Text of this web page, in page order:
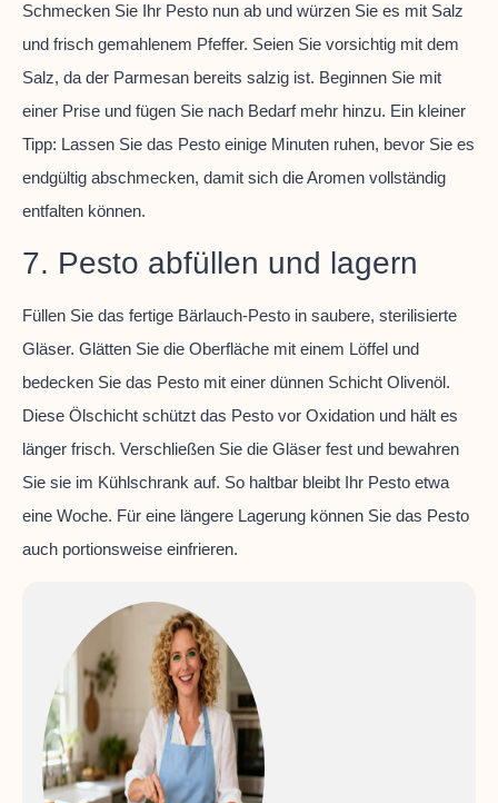
Schmecken Sie Ihr Pesto nun ab und würzen Sie es mit Salz
und frisch gemahlenem Pfeffer. Seien Sie vorsichtig mit dem
Salz, da der Parmesan bereits salzig ist. Beginnen Sie mit
einer Prise und fügen Sie nach Bedarf mehr hinzu. Ein kleiner
Tipp: Lassen Sie das Pesto einige Minuten ruhen, bevor Sie es
endgültig abschmecken, damit sich die Aromen vollständig
entfalten können.
7. Pesto abfüllen und lagern
Füllen Sie das fertige Bärlauch-Pesto in saubere, sterilisierte
Gläser. Glätten Sie die Oberfläche mit einem Löffel und
bedecken Sie das Pesto mit einer dünnen Schicht Olivenöl.
Diese Ölschicht schützt das Pesto vor Oxidation und hält es
länger frisch. Verschließen Sie die Gläser fest und bewahren
Sie sie im Kühlschrank auf. So haltbar bleibt Ihr Pesto etwa
eine Woche. Für eine längere Lagerung können Sie das Pesto
auch portionsweise einfrieren.